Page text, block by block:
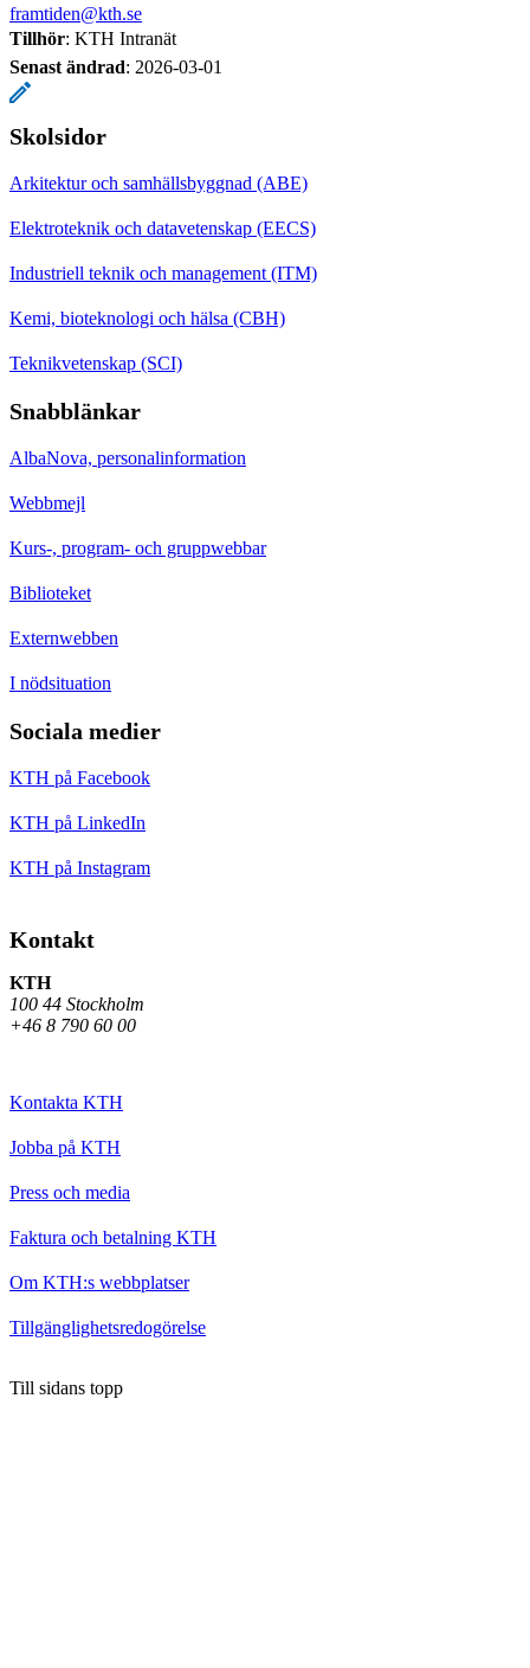
framtiden@kth.se
Tillhör: KTH Intranät
Senast ändrad: 2026-03-01
Skolsidor
Arkitektur och samhällsbyggnad (ABE)
Elektroteknik och datavetenskap (EECS)
Industriell teknik och management (ITM)
Kemi, bioteknologi och hälsa (CBH)
Teknikvetenskap (SCI)
Snabblänkar
AlbaNova, personalinformation
Webbmejl
Kurs-, program- och gruppwebbar
Biblioteket
Externwebben
I nödsituation
Sociala medier
KTH på Facebook
KTH på LinkedIn
KTH på Instagram
Kontakt
KTH
100 44 Stockholm
+46 8 790 60 00
Kontakta KTH
Jobba på KTH
Press och media
Faktura och betalning KTH
Om KTH:s webbplatser
Tillgänglighetsredogörelse
Till sidans topp